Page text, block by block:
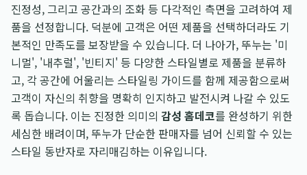
진정성, 그리고 공간과의 조화 등 다각적인 측면을 고려하여 제
품을 선정합니다. 덕분에 고객은 어떤 제품을 선택하더라도 기
본적인 만족도를 보장받을 수 있습니다. 더 나아가, 뚜누는 '미
니멀', '내추럴', '빈티지' 등 다양한 스타일별로 제품을 분류하
고, 각 공간에 어울리는 스타일링 가이드를 함께 제공함으로써
고객이 자신의 취향을 명확히 인지하고 발전시켜 나갈 수 있도
록 돕습니다. 이는 진정한 의미의 감성 홈데코를 완성하기 위한
세심한 배려이며, 뚜누가 단순한 판매자를 넘어 신뢰할 수 있는
스타일 동반자로 자리매김하는 이유입니다.